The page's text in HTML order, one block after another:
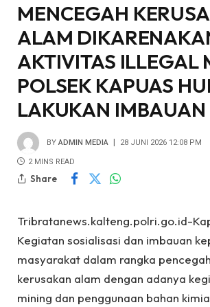
MENCEGAH
ALAM
AKTIVITAS ILLEGAL
POLSEK KAPUAS
LAKUKAN IMBAUAN
BY ADMIN MEDIA 28 JUNI 2026 12:08 PM
2 MINS READ
Share
Tribratanews.kalteng.polri.go.id-
Kegiatan sosialisasi dan imbauan
masyarakat dalam rangka
kerusakan alam dengan adanya
mining dan penggunaan bahan